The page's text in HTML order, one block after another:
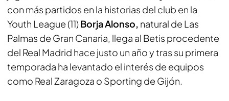
con más partidos en la historias del club en la
Youth League (11)Borja Alonso, natural de Las
Palmas de Gran Canaria, llega al Betis procedente
del Real Madrid hace justo un año y tras su primera
temporada ha levantado el interés de equipos
como Real Zaragoza o Sporting de Gijón.